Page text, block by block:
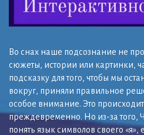
Во снах наше подсознание не
сюжеты, истории или картинки,
подсказку для того, чтобы мы
вокруг, приняли правильное
особое внимание. Это
преждевременно. Но из-за того,
понять язык символов своего